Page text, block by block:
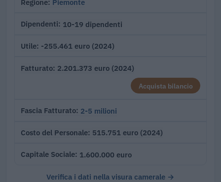
Regione Piemonte
Dipendenti 10-19 dipendenti
Utile -255.461 euro (2024)
Fatturato 2.201.373 euro (2024)
Acquista bilancio
Fascia Fatturato 2-5 milioni
Costo del Personale 515.751 euro (2024)
Capitale Sociale 1.600.000 euro
Verifica i dati nella visura camerale →